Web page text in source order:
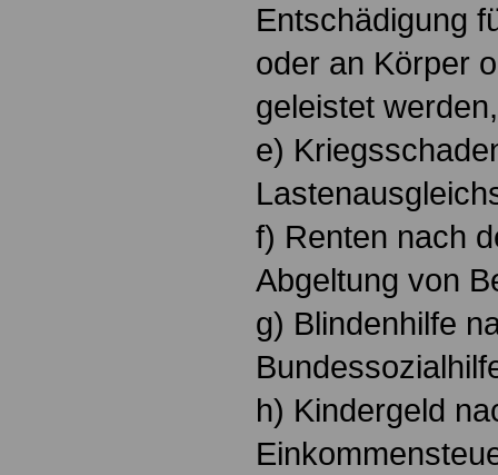
Entschädigung
oder an Körper
geleistet werden,
e)
f) Renten nach
Abgeltung von
g) Blindenhilfe
h) Kindergeld